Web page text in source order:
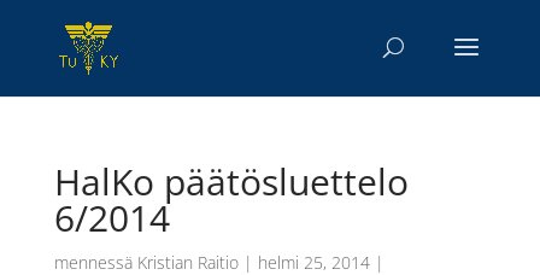
HalKo päätösluettelo
6/2014
mennessä Kristian Raitio| helmi 25, 2014|